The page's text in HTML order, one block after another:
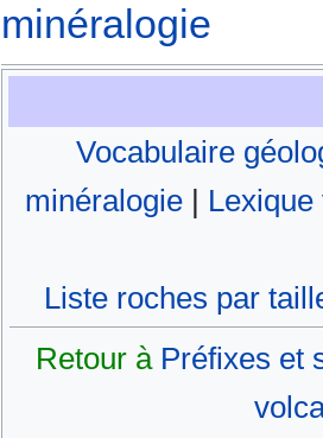
minéralogie
Vocabulaire
minéralogie |
Liste roches par
Retour à Préfixes et